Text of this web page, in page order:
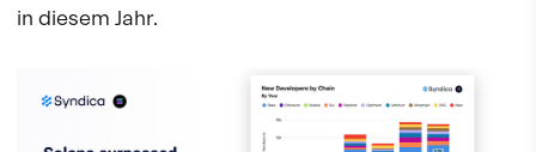
in diesem Jahr.